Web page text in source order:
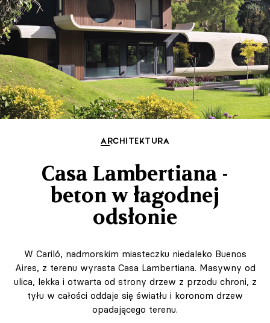
ARCHITEKTURA
Casa Lambertiana -
beton w łagodnej
odsłonie
W Cariló, nadmorskim miasteczku niedaleko Buenos
Aires, z terenu wyrasta Casa Lambertiana. Masywny od
ulica, lekka i otwarta od strony drzew z przodu chroni, z
tyłu w całości oddaje się światłu i koronom drzew
opadającego terenu.